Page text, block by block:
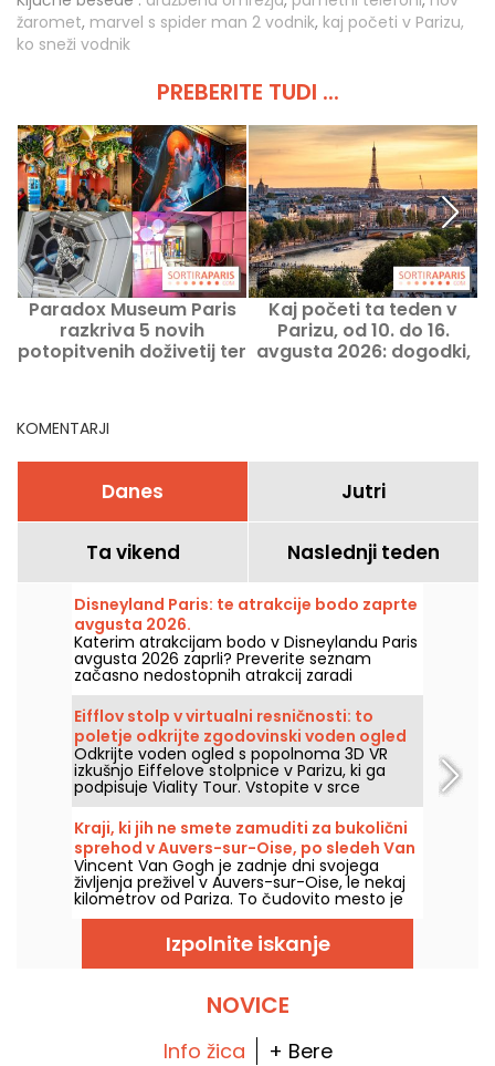
žaromet, marvel s spider man 2 vodnik, kaj početi v Parizu,
ko sneži vodnik
PREBERITE TUDI ...
Paradox Museum Paris
razkriva 5 novih
potopitvenih doživetij ter
Kaj početi ta teden v
Parizu, od 10. do 16.
avgusta 2026: dogodki,
KOMENTARJI
Danes Jutri
Ta vikend Naslednji teden
Disneyland Paris: te atrakcije bodo zaprte
avgusta 2026.
Katerim atrakcijam bodo v Disneylandu Paris
avgusta 2026 zaprli? Preverite seznam
začasno nedostopnih atrakcij zaradi
vzdrževanja ali obnove, da boste lahko
pripravili obisk v parkih Disney.
Eifflov stolp v virtualni resničnosti: to
poletje odkrijte zgodovinski voden ogled
Viality Tour.
Odkrijte voden ogled s popolnoma 3D VR
izkušnjo Eiffelove stolpnice v Parizu, ki ga
podpisuje Viality Tour. Vstopite v srce
Champ de Marsa in oživite gradnjo ter
odprtje Dame de Fer leta 1889. Nova verzija,
še bolj zvesta kot kadarkoli prej, je izšla 31.
marca 2026. Ob tej priložnosti za vas imamo
promocijsko kodo! In da bi se lažje spoprijeli z
vročino, vsi njihovi ogledi potekajo v senci.
Kraji, ki jih ne smete zamuditi za bukolični
sprehod v Auvers-sur-Oise, po sledeh Van
Gogha
Vincent Van Gogh je zadnje dni svojega
življenja preživel v Auvers-sur-Oise, le nekaj
kilometrov od Pariza. To čudovito mesto je
odličen kraj za sprehod po sledeh enega
najslavnejših svetovnih slikarjev. Van Gogh in
mesto Auvers še nista razkrila vseh svojih
skrivnosti...
Izpolnite iskanje
NOVICE
Info žica + Bere